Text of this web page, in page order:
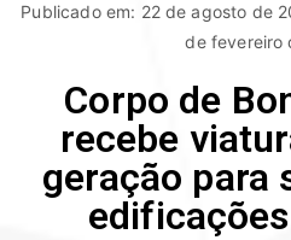
Publicado em: 22 de agosto de
de fevereiro
Corpo de
recebe
geração para